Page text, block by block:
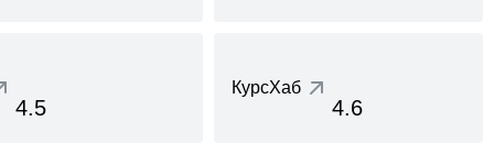
4.5
КурсХаб
4.6